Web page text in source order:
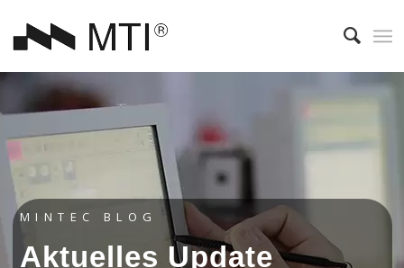
MINTEC BLOG
Aktuelles Update